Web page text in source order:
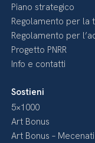
Piano strategico
Regolamento per la
Regolamento per
Progetto PNRR
Info e contatti
Sostieni
5×1000
Art Bonus
Art Bonus – Mecenati